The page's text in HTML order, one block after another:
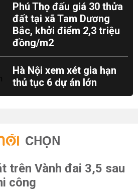
Phú Thọ đấu giá 30 thửa
đất tại xã Tam Dương
Bắc, khởi điểm 2,3 triệu
đồng/m2
Hà Nội xem xét gia hạn
thủ tục 6 dự án lớn
CHỌN
trên Vành đai 3,5 sau
công